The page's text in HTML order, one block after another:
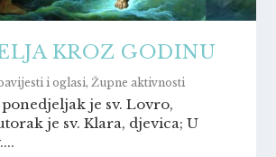
KROZ GODINU
i oglasi, Župne aktivnosti
je sv. Lovro,
je sv. Klara, djevica; U